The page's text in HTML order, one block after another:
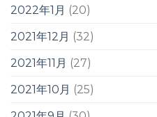
2022年1月 (20)
2021年12月 (32)
2021年11月 (27)
2021年10月 (25)